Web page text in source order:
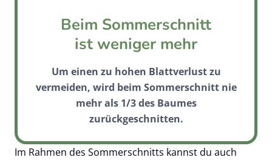
Beim Sommerschnitt
ist weniger mehr
Um einen zu hohen Blattverlust zu
vermeiden, wird beim Sommerschnitt nie
mehr als 1/3 des Baumes
zurückgeschnitten.
Im Rahmen des Sommerschnitts kannst du auch